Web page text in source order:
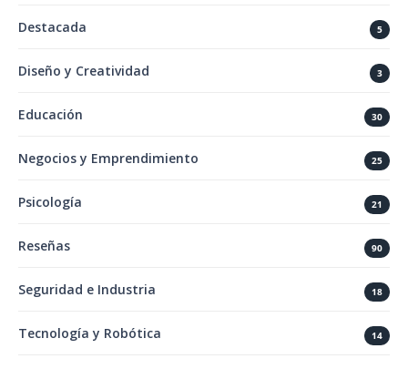
Destacada 5
Diseño y Creatividad 3
Educación 30
Negocios y Emprendimiento 25
Psicología 21
Reseñas 90
Seguridad e Industria 18
Tecnología y Robótica 14